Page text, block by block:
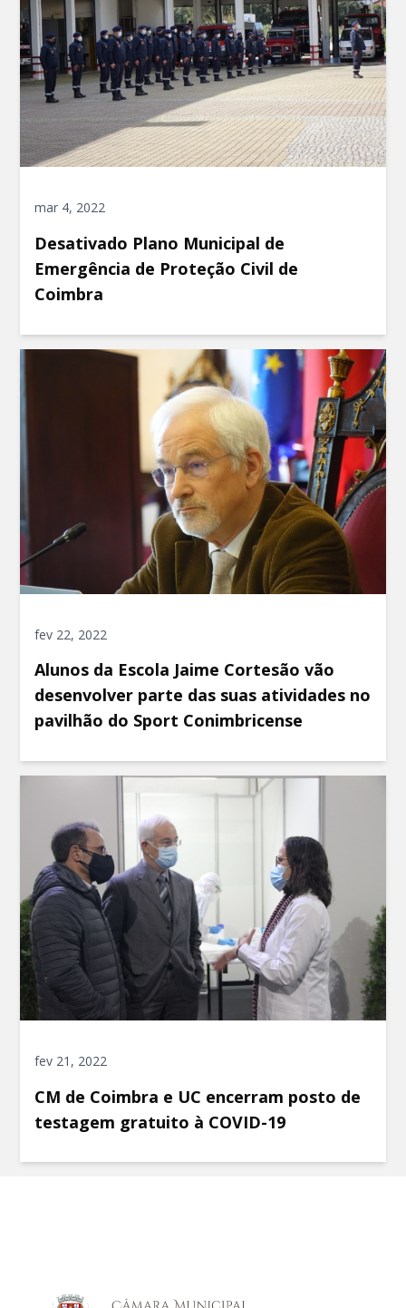
mar 4, 2022
Desativado Plano Municipal de
Emergência de Proteção Civil de
Coimbra
fev 22, 2022
Alunos da Escola Jaime Cortesão vão
desenvolver parte das suas atividades no
pavilhão do Sport Conimbricense
fev 21, 2022
CM de Coimbra e UC encerram posto de
testagem gratuito à COVID-19